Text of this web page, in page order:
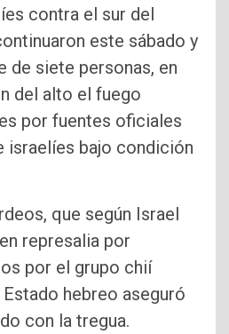
contra el sur del
este sábado y
de siete personas, en
del alto el fuego
por fuentes oficiales
israelíes bajo condición
que según Israel
represalia por
por el grupo chií
hebreo aseguró
con la tregua.